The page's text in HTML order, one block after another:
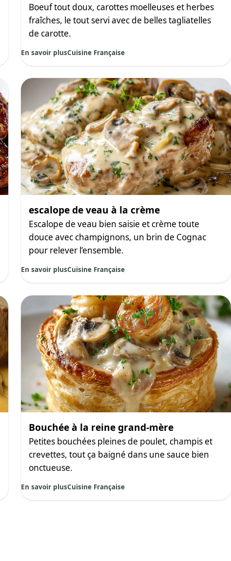
Boeuf tout doux, carottes moelleuses et herbes
fraîches, le tout servi avec de belles tagliatelles
de carotte.
En savoir plusCuisine Française
escalope de veau à la crème
Escalope de veau bien saisie et crème toute
douce avec champignons, un brin de Cognac
pour relever l’ensemble.
En savoir plusCuisine Française
Bouchée à la reine grand-mère
Petites bouchées pleines de poulet, champis et
crevettes, tout ça baigné dans une sauce bien
onctueuse.
En savoir plusCuisine Française